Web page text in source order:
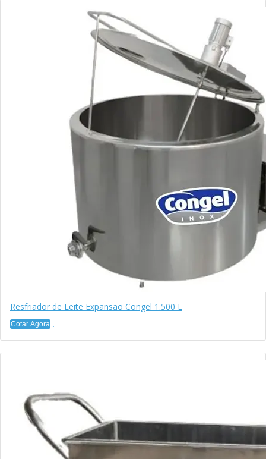
Resfriador de Leite Expansão Congel 1.500 L
Cotar Agora